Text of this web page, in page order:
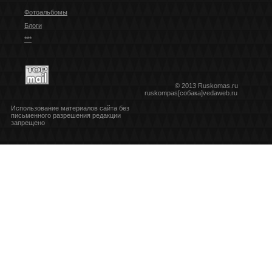
Фотоальбомы
Блоги
***
© 2013 Ruskomas.ru
ruskompas[собака]vedaweb.ru
Использование материалов сайта без
письменного разрешения редакции
запрещено